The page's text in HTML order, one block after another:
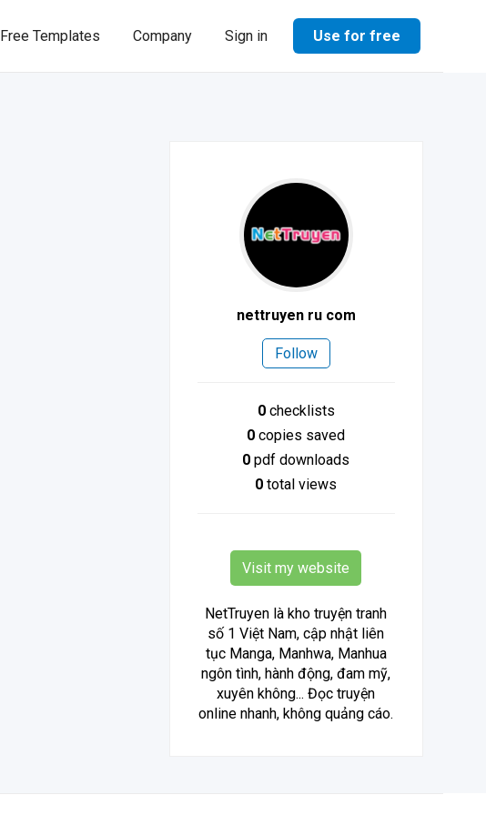
Free Templates Company Sign in Use for free
nettruyen ru com
Follow
0checklists
0 copies saved
0 pdf downloads
0 total views
Visit my website
NetTruyen là kho truyện tranh
số 1 Việt Nam, cập nhật liên
tục Manga, Manhwa, Manhua
ngôn tình, hành động, đam mỹ,
xuyên không... Đọc truyện
online nhanh, không quảng cáo.